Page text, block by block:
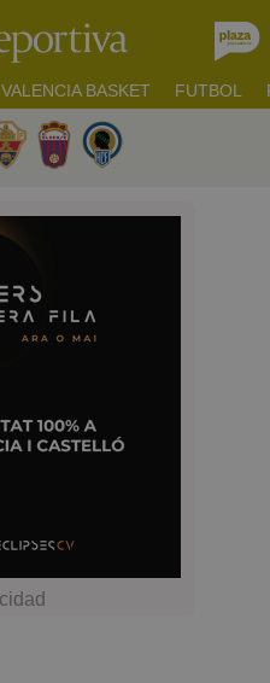
VALENCIA BASKET FUTBOL